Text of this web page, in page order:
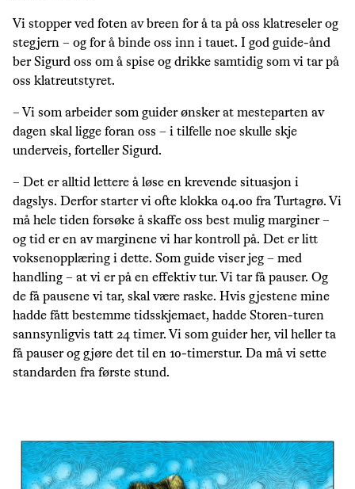
Vi stopper ved foten av breen for å ta på oss klatreseler og
stegjern – og for å binde oss inn i tauet. I god guide-ånd
ber Sigurd oss om å spise og drikke samtidig som vi tar på
oss klatreutstyret.
– Vi som arbeider som guider ønsker at mesteparten av
dagen skal ligge foran oss – i tilfelle noe skulle skje
underveis, forteller Sigurd.
– Det er alltid lettere å løse en krevende situasjon i
dagslys. Derfor starter vi ofte klokka 04.00 fra Turtagrø. Vi
må hele tiden forsøke å skaffe oss best mulig marginer –
og tid er en av marginene vi har kontroll på. Det er litt
voksenopplæring i dette. Som guide viser jeg – med
handling – at vi er på en effektiv tur. Vi tar få pauser. Og
de få pausene vi tar, skal være raske. Hvis gjestene mine
hadde fått bestemme tidsskjemaet, hadde Storen-turen
sannsynligvis tatt 24 timer. Vi som guider her, vil heller ta
få pauser og gjøre det til en 10-timerstur. Da må vi sette
standarden fra første stund.